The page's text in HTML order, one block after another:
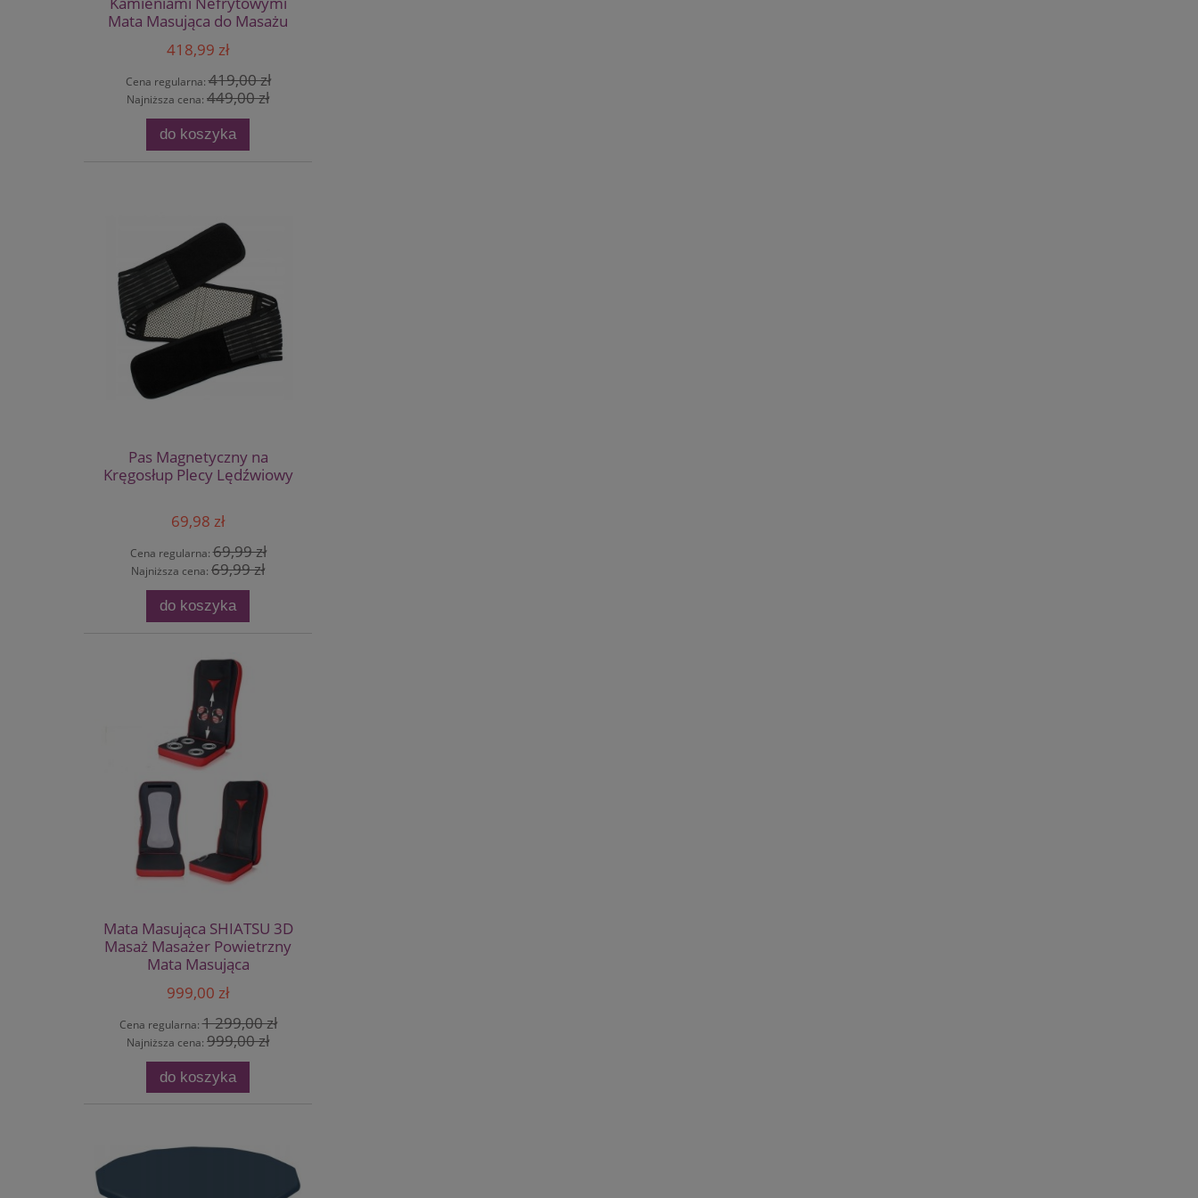
Mata Masująca do Masażu
418,99 zł
Cena regularna:419,00 zł
Najniższa cena: 449,00 zł
do koszyka
Pas Magnetyczny na
Kręgosłup Plecy Lędźwiowy
69,98 zł
Cena regularna:69,99 zł
Najniższa cena: 69,99 zł
do koszyka
Mata Masująca SHIATSU 3D
Masaż Masażer Powietrzny
Mata Masująca
999,00 zł
Cena regularna:1 299,00 zł
Najniższa cena: 999,00 zł
do koszyka